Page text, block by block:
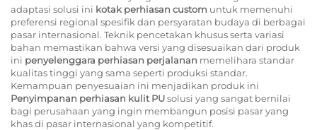
adaptasi solusi ini kotak perhiasan custom untuk memenuhi
preferensi regional spesifik dan persyaratan budaya di berbagai
pasar internasional. Teknik pencetakan khusus serta variasi
bahan memastikan bahwa versi yang disesuaikan dari produk
ini penyelenggara perhiasan perjalanan memelihara standar
kualitas tinggi yang sama seperti produksi standar.
Kemampuan penyesuaian ini menjadikan produk ini
Penyimpanan perhiasan kulit PUsolusi yang sangat bernilai
bagi perusahaan yang ingin membangun posisi pasar yang
khas di pasar internasional yang kompetitif.